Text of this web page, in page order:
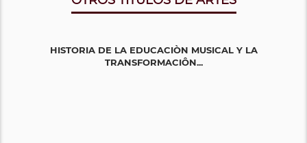
HISTORIA DE LA EDUCACIÒN MUSICAL Y LA
TRANSFORMACIÔN...